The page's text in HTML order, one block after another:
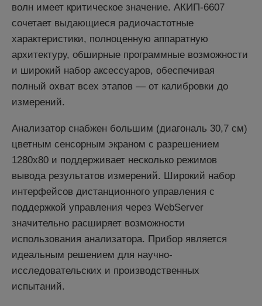
волн имеет критическое значение. АКИП-6607
сочетает выдающиеся радиочастотные
характеристики, полноценную аппаратную
архитектуру, обширные программные возможности
и широкий набор аксессуаров, обеспечивая
полный охват всех этапов — от калибровки до
измерений.
Анализатор снабжен большим (диагональ 30,7 см)
цветным сенсорным экраном с разрешением
1280x80 и поддерживает несколько режимов
вывода результатов измерений. Широкий набор
интерфейсов дистанционного управления с
поддержкой управления через WebServer
значительно расширяет возможности
использования анализатора. Прибор является
идеальным решением для научно-
исследовательских и производственных
испытаний.